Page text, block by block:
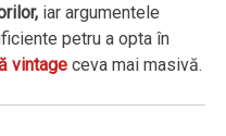
iar argumentele
petru a opta în
vintage ceva mai masivă.